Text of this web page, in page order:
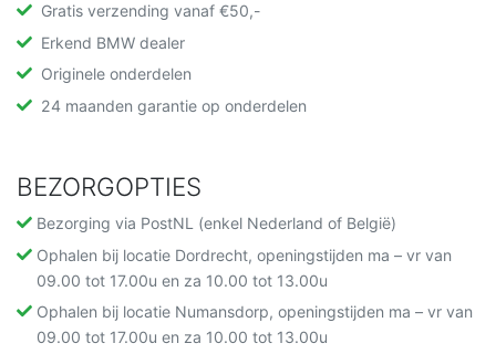
Gratis verzending vanaf €50,-
Erkend BMW dealer
Originele onderdelen
24 maanden garantie op onderdelen
BEZORGOPTIES
Bezorging via PostNL (enkel Nederland of België)
Ophalen bij locatie Dordrecht, openingstijden ma – vr van
09.00 tot 17.00u en za 10.00 tot 13.00u
Ophalen bij locatie Numansdorp, openingstijden ma – vr van
09.00 tot 17.00u en za 10.00 tot 13.00u